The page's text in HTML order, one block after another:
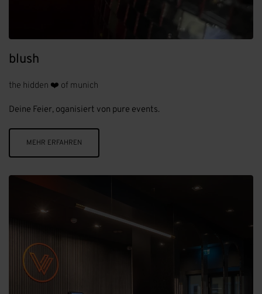
blush
the hidden ❤️ of munich
Deine Feier, oganisiert von pure events.
MEHR ERFAHREN